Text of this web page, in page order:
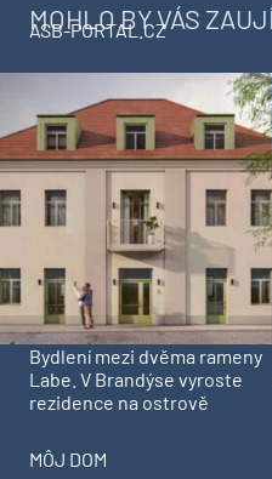
MOHLO BY VÁS
ASB-PORTAL.CZ
Bydlení mezi dvěma rameny
Labe. V Brandýse vyroste
rezidence na ostrově
MÔJ DOM